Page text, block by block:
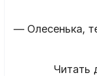
— Олесенька,
Читать